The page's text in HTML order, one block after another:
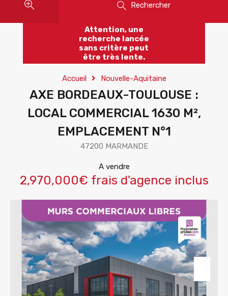
Rechercher
Attention, une
recherche lancée
sans critère peut
être très lente.
Accueil Nouvelle-Aquitaine
AXE BORDEAUX-TOULOUSE :
LOCAL COMMERCIAL 1630 M²,
EMPLACEMENT N°1
47200 MARMANDE
A vendre
2,970,000€ frais d'agence inclus